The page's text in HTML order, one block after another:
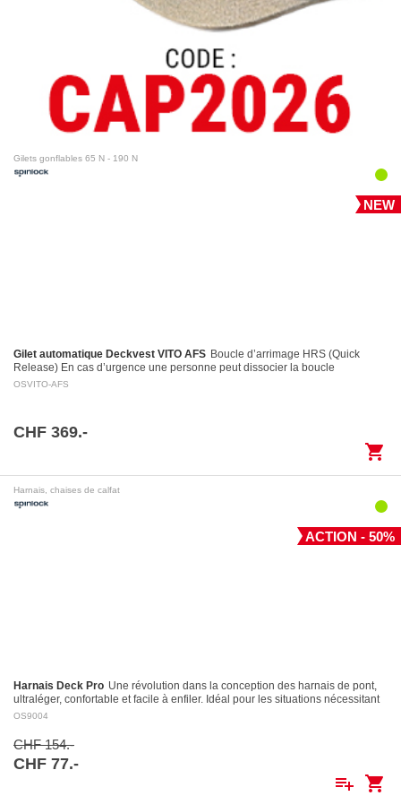
Gilets gonflables 65 N - 190 N
NEW
Gilet automatique Deckvest VITO AFS Boucle d’arrimage HRS (Quick
Release) En cas d’urgence une personne peut dissocier la boucle
d’arrimage en tirant sur la poignée d’activation…
OSVITO-AFS
CHF 369.-
shopping_cart
Harnais, chaises de calfat
ACTION - 50%
Harnais Deck Pro Une révolution dans la conception des harnais de pont,
ultraléger, confortable et facile à enfiler. Idéal pour les situations nécessitant
le port…
OS9004
CHF 154.-
CHF 77.-
playlist_add shopping_cart